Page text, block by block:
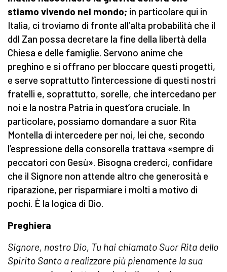
stiamo vivendo nel mondo; in particolare qui in
Italia, ci troviamo di fronte all’alta probabilità che il
ddl Zan possa decretare la fine della libertà della
Chiesa e delle famiglie. Servono anime che
preghino e si offrano per bloccare questi progetti,
e serve soprattutto l’intercessione di questi nostri
fratelli e, soprattutto, sorelle, che intercedano per
noi e la nostra Patria in quest’ora cruciale. In
particolare, possiamo domandare a suor Rita
Montella di intercedere per noi, lei che, secondo
l’espressione della consorella trattava «sempre di
peccatori con Gesù». Bisogna crederci, confidare
che il Signore non attende altro che generosità e
riparazione, per risparmiare i molti a motivo di
pochi. È la logica di Dio.
Preghiera
Signore, nostro Dio, Tu hai chiamato Suor Rita dello
Spirito Santo a realizzare più pienamente la sua